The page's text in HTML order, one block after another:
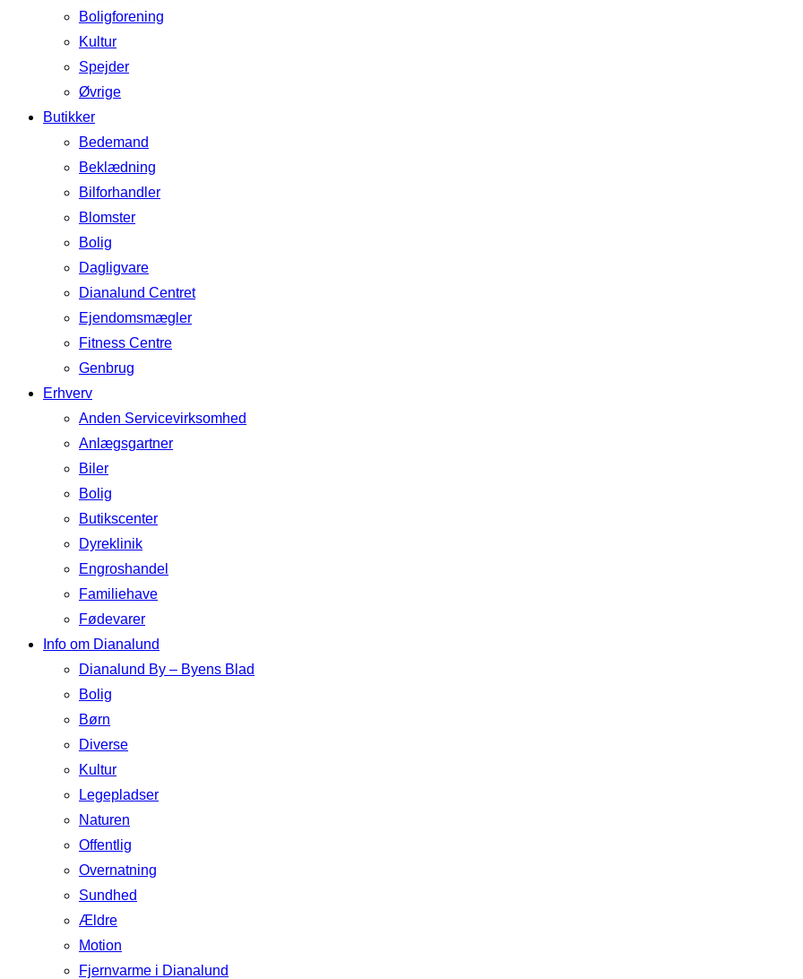
Boligforening
Kultur
Spejder
Øvrige
Butikker
Bedemand
Beklædning
Bilforhandler
Blomster
Bolig
Dagligvare
Dianalund Centret
Ejendomsmægler
Fitness Centre
Genbrug
Erhverv
Anden Servicevirksomhed
Anlægsgartner
Biler
Bolig
Butikscenter
Dyreklinik
Engroshandel
Familiehave
Fødevarer
Info om Dianalund
Dianalund By – Byens Blad
Bolig
Børn
Diverse
Kultur
Legepladser
Naturen
Offentlig
Overnatning
Sundhed
Ældre
Motion
Fjernvarme i Dianalund